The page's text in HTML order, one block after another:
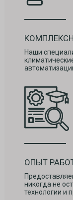
Наши
ОПЫТ
никогда не
технологии и